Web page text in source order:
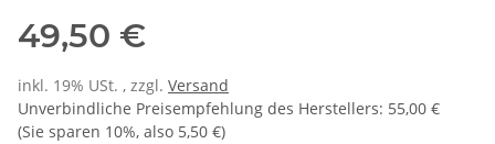
49,50 €
inkl. 19% USt. , zzgl. Versand
Unverbindliche Preisempfehlung des Herstellers: 55,00 €
(Sie sparen 10%, also 5,50 €)